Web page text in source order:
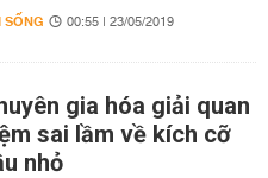
00:55 | 23/05/2019
gia hóa giải quan
sai lầm về kích cỡ
nhỏ